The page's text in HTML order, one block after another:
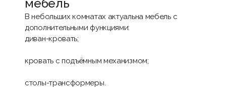
мебель
В небольших комнатах актуальна мебель с
дополнительными функциями:
диван-кровать;
кровать с подъёмным механизмом;
столы-трансформеры.